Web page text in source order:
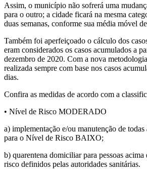
Assim, o município não sofrerá uma
para o outro; a cidade ficará na mesma
duas semanas, conforme sua média móvel
Também foi aperfeiçoado o cálculo dos
eram considerados os casos acumulados a
dezembro de 2020. Com a nova
realizada sempre com base nos casos
dias.
Confira as medidas de acordo com a
• Nível de Risco MODERADO
a) implementação e/ou manutenção de todas
para o Nível de Risco BAIXO;
b) quarentena domiciliar para pessoas acima
risco definidos pelas autoridades sanitárias.